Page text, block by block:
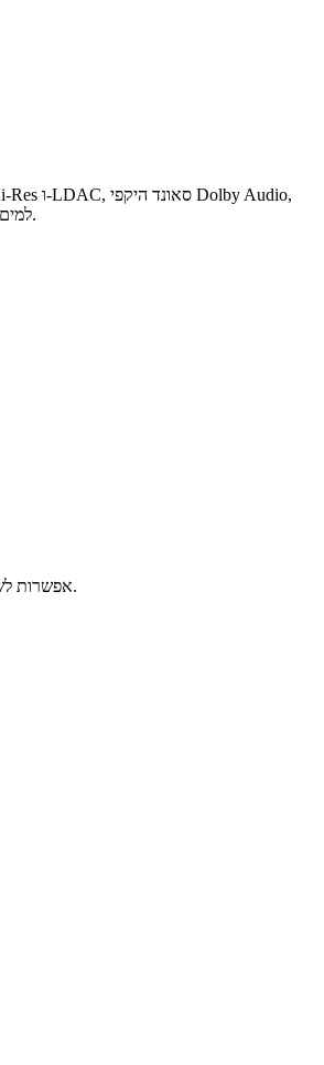
ארבעה מיקרופונים עם סינון רעשים חכם ושיחות צלולות, חיי סוללה של עד 40 שעות, עיצוב Open-Ear נוח ויציב במיוחד ועמידות IP66 למים ואבק לחוויית שימוש עוצמתית בכל מקום.
אפשרות לשריון מוצר זה באילת בכל מרכזי השירות של פלאפון, 2-14 ימי עסקים לפני הגעתך לאילת. יש לבחור נקודה לאיסוף ומועד איסוף, המוצרים יישמרו עבורך עד 3 ימים עסקים נוספים.